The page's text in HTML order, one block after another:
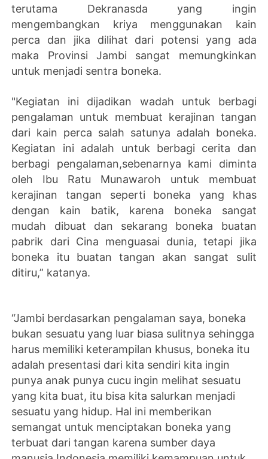
terutama Dekranasda yang ingin
mengembangkan kriya menggunakan kain
perca dan jika dilihat dari potensi yang ada
maka Provinsi Jambi sangat memungkinkan
untuk menjadi sentra boneka.
"Kegiatan ini dijadikan wadah untuk berbagi
pengalaman untuk membuat kerajinan tangan
dari kain perca salah satunya adalah boneka.
Kegiatan ini adalah untuk berbagi cerita dan
berbagi pengalaman,sebenarnya kami diminta
oleh Ibu Ratu Munawaroh untuk membuat
kerajinan tangan seperti boneka yang khas
dengan kain batik, karena boneka sangat
mudah dibuat dan sekarang boneka buatan
pabrik dari Cina menguasai dunia, tetapi jika
boneka itu buatan tangan akan sangat sulit
ditiru,” katanya.
“Jambi berdasarkan pengalaman saya, boneka
bukan sesuatu yang luar biasa sulitnya sehingga
harus memiliki keterampilan khusus, boneka itu
adalah presentasi dari kita sendiri kita ingin
punya anak punya cucu ingin melihat sesuatu
yang kita buat, itu bisa kita salurkan menjadi
sesuatu yang hidup. Hal ini memberikan
semangat untuk menciptakan boneka yang
terbuat dari tangan karena sumber daya